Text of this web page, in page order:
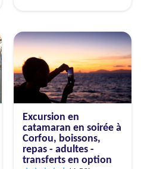
Excursion en
catamaran en soirée à
Corfou, boissons,
repas - adultes -
transferts en option